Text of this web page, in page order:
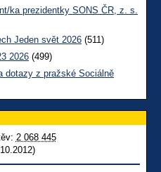
ka prezidentky SONS ČR, z. s.
Jeden svět 2026 (511)
2026 (499)
dotazy z pražské Sociálně
2 068 445